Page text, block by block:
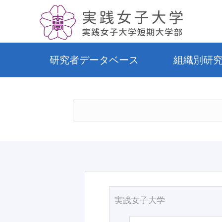
研究者データベース 組織別研
実践女子大学